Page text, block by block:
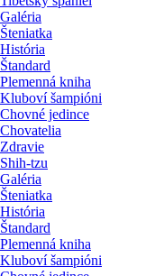
Galéria
Šteniatka
História
Štandard
Plemenná kniha
Kluboví šampióni
Chovné jedince
Chovatelia
Zdravie
Shih-tzu
Galéria
Šteniatka
História
Štandard
Plemenná kniha
Kluboví šampióni